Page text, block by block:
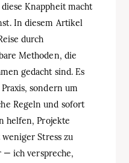
Knappheit macht
In diesem Artikel
durch
Methoden, die
gedacht sind. Es
sondern um
Regeln und sofort
helfen, Projekte
Stress zu
— ich verspreche,